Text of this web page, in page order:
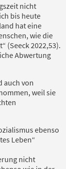
nicht
bis heute
hat eine
wie die
(Seeck 2022,53).
Abwertung
auch von
weil sie
ebenso
Leben“
nicht